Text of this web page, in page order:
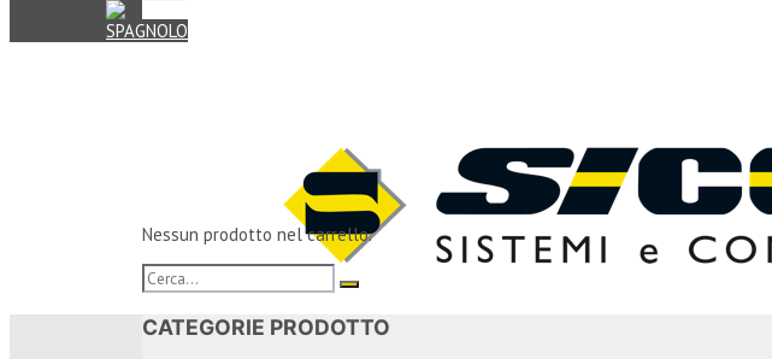
Nessun prodotto nel carrello.
CATEGORIE PRODOTTO